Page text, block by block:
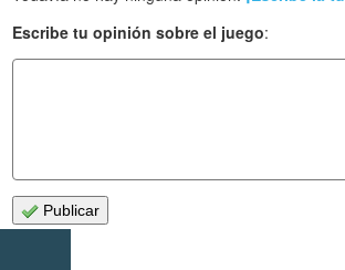
Escribe tu opinión sobre el juego:
Publicar